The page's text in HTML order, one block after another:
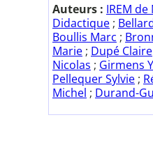
Auteurs : IREM
Didactique ;
Boullis Marc ;
Marie ; Dupé Claire
Nicolas ; Girmens
Pellequer Sylvie ;
Michel ; Durand-